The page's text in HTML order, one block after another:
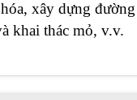
xây dựng
khai thác mỏ, v.v.